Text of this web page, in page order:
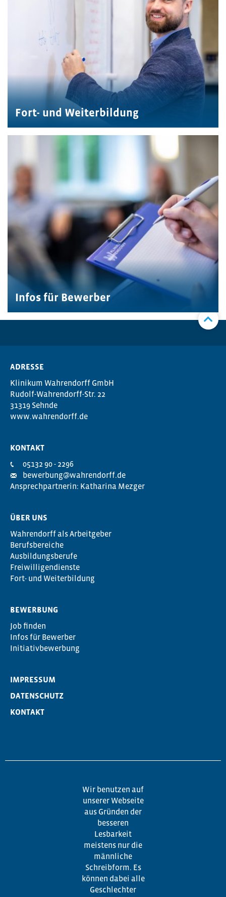
Fort- und Weiterbildung
Infos für Bewerber
ADRESSE
Klinikum Wahrendorff GmbH
Rudolf-Wahrendorff-Str. 22
31319 Sehnde
www.wahrendorff.de
KONTAKT
05132 90 - 2296
bewerbung@wahrendorff.de
Ansprechpartnerin: Katharina Mezger
ÜBER UNS
Wahrendorff als Arbeitgeber
Berufsbereiche
Ausbildungsberufe
Freiwilligendienste
Fort- und Weiterbildung
BEWERBUNG
Job finden
Infos für Bewerber
Initiativbewerbung
IMPRESSUM
DATENSCHUTZ
KONTAKT
Wir benutzen auf
unserer Webseite
aus Gründen der
besseren
Lesbarkeit
meistens nur die
männliche
Schreibform. Es
können dabei alle
Geschlechter